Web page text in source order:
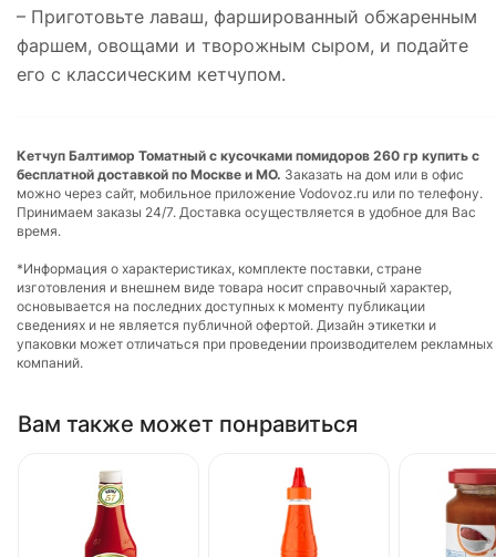
– Приготовьте лаваш, фаршированный обжаренным
фаршем, овощами и творожным сыром, и подайте
его с классическим кетчупом.
Кетчуп Балтимор Томатный с кусочками помидоров 260 гр купить с
бесплатной доставкой по Москве и МО. Заказать на дом или в офис
можно через сайт, мобильное приложение Vodovoz.ru или по телефону.
Принимаем заказы 24/7. Доставка осуществляется в удобное для Вас
время.
*Информация о характеристиках, комплекте поставки, стране
изготовления и внешнем виде товара носит справочный характер,
основывается на последних доступных к моменту публикации
сведениях и не является публичной офертой. Дизайн этикетки и
упаковки может отличаться при проведении производителем рекламных
компаний.
Вам также может понравиться